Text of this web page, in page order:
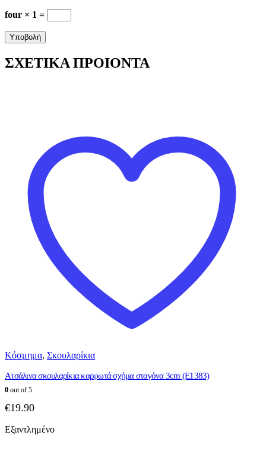
four × 1 =
ΣΧΕΤΙΚΑ ΠΡΟΙΟΝΤΑ
Κόσμημα, Σκουλαρίκια
Ατσάλινα σκουλαρίκια καρφωτά σχήμα σταγόνα 3cm (E1383)
0 out of 5
€19.90
Εξαντλημένο